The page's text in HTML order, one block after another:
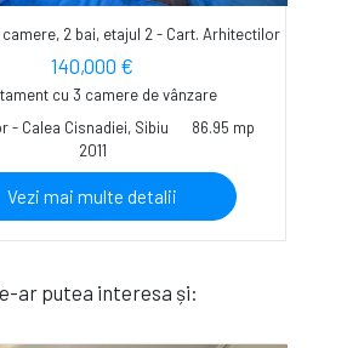
2 bai, etajul 2 - Cart. Arhitectilor
140,000 €
cu 3 camere de vânzare
- Calea Cisnadiei, Sibiu
86.95 mp
2011
Vezi mai multe detalii
ar putea interesa și: